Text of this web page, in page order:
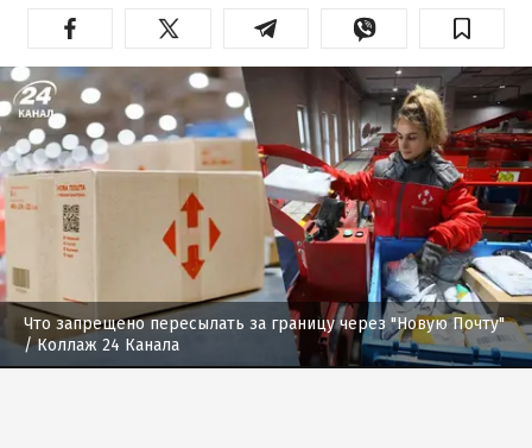
Что запрещено пересылать за границу через "Новую Почту"
/ Коллаж 24 Канала